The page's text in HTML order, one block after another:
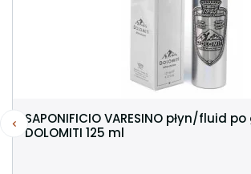
SAPONIFICIO VARESINO płyn/fluid
DOLOMITI 125 ml